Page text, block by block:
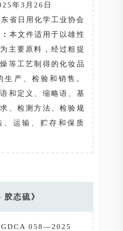
年3月26日
东省日用化学工业协会
： 本文件适用于以雄性
主要原料，经过粗提
等工艺制得的化妆品
生产、检验和销售。
和定义、缩略语、基
、检测方法、检验规
、运输、贮存和保质
胶态硫》
058—2025